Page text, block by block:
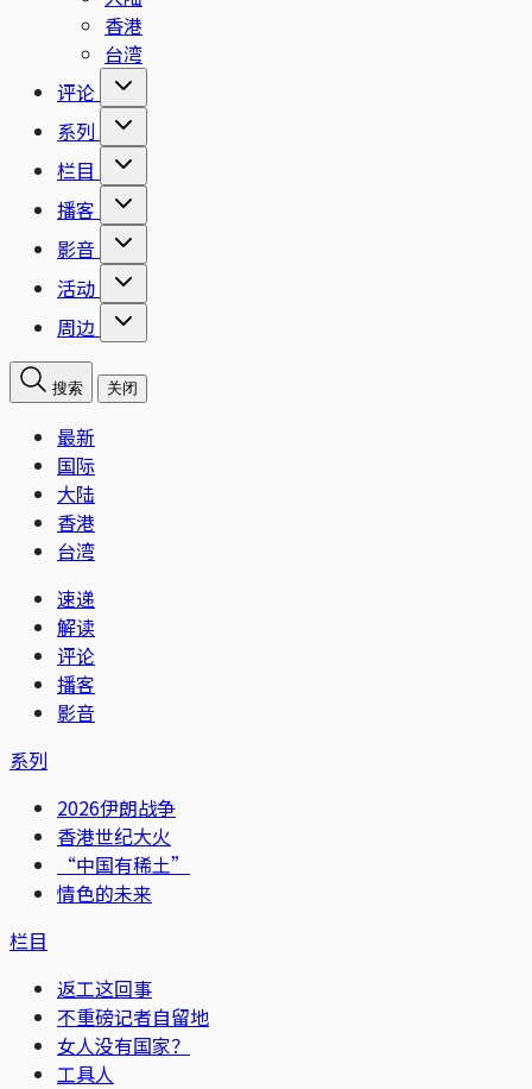
香港
台湾
评论
系列
栏目
播客
影音
活动
周边
搜索 关闭
最新
国际
大陆
香港
台湾
速递
解读
评论
播客
影音
系列
2026伊朗战争
香港世纪大火
“中国有稀土”
情色的未来
栏目
返工这回事
不重磅记者自留地
女人没有国家？
工具人